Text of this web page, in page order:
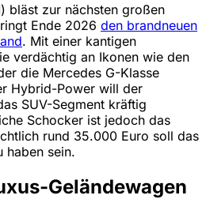
bläst zur nächsten großen
Ende 2026 den brandneuen
. Mit einer kantigen
verdächtig an Ikonen wie den
die Mercedes G-Klasse
Hybrid-Power will der
SUV-Segment kräftig
Schocker ist jedoch das
rund 35.000 Euro soll das
haben sein.
Geländewagen